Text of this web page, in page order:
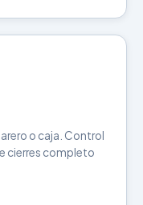
o caja. Control
cierres completo